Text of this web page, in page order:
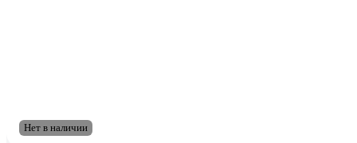
Нет в наличии